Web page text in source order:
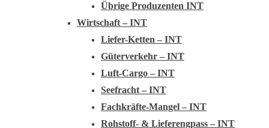
Übrige Produzenten INT
Wirtschaft – INT
Liefer-Ketten – INT
Güterverkehr – INT
Luft-Cargo – INT
Seefracht – INT
Fachkräfte-Mangel – INT
Rohstoff- & Lieferengpass – INT